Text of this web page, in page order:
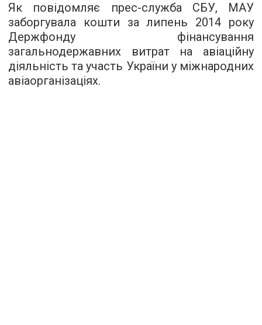
Як повідомляє прес-служба СБУ, МАУ
заборгувала кошти за липень 2014 року
Держфонду фінансування
загальнодержавних витрат на авіаційну
діяльність та участь України у міжнародних
авіаорганізаціях.